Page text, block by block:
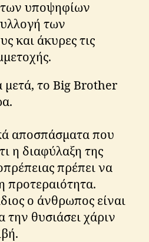
υποψηφίων
των
και άκυρες τις
το Big Brother
αποσπάσματα που
η διαφύλαξη της
πρέπει να
προτεραιότητα.
ο άνθρωπος είναι
την θυσιάσει χάριν